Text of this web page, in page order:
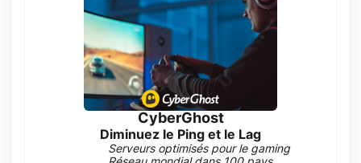
CyberGhost
Diminuez le Ping et le Lag
Serveurs optimisés pour le gaming